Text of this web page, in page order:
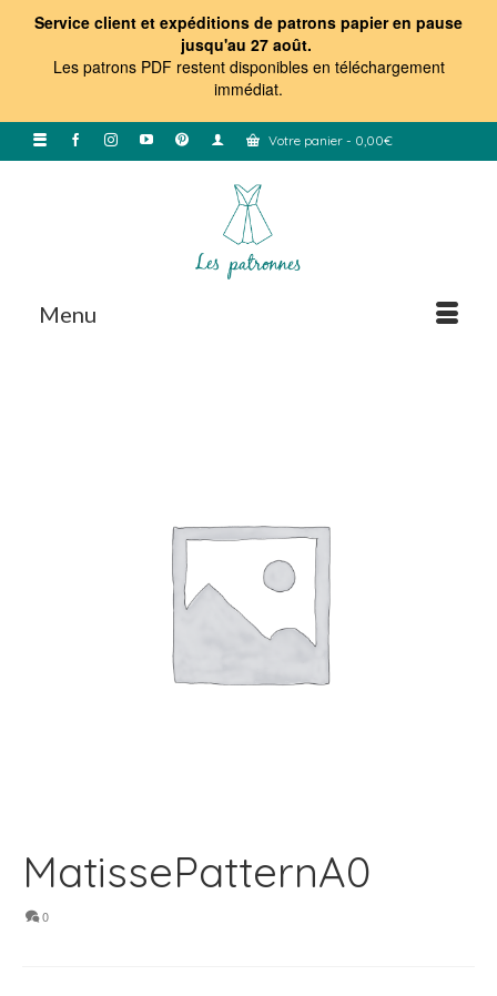
Service client et expéditions de patrons papier en pause
jusqu'au 27 août.
Les patrons PDF restent disponibles en téléchargement
immédiat.
Votre panier - 0,00€
Menu
MatissePatternA0
0